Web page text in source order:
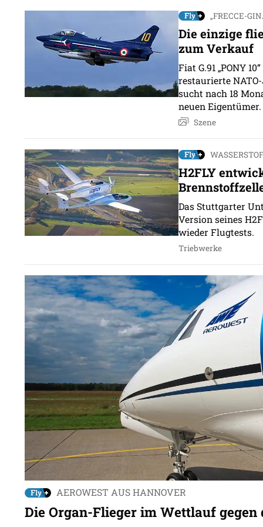
„FRECCE-
Die einzige
zum Verkauf
Fiat G.91 „PONY
restaurierte
sucht nach 18
neuen Eigentümer.
Szene
H2FLY
Das Stuttgarter
Version seines
wieder Flugtests.
Triebwerke
AEROWEST AUS HANNOVER
Die Organ-Flieger im Wettlauf gegen